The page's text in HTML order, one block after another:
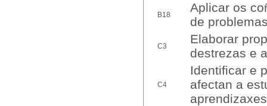
B18
Aplicar os
de
C3
Elaborar
destrezas e
C4
Identificar e
afectan a